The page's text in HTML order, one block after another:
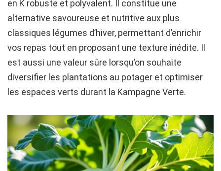
en K robuste et polyvalent. Il constitue une
alternative savoureuse et nutritive aux plus
classiques légumes d’hiver, permettant d’enrichir
vos repas tout en proposant une texture inédite. Il
est aussi une valeur sûre lorsqu’on souhaite
diversifier les plantations au potager et optimiser
les espaces verts durant la Kampagne Verte.